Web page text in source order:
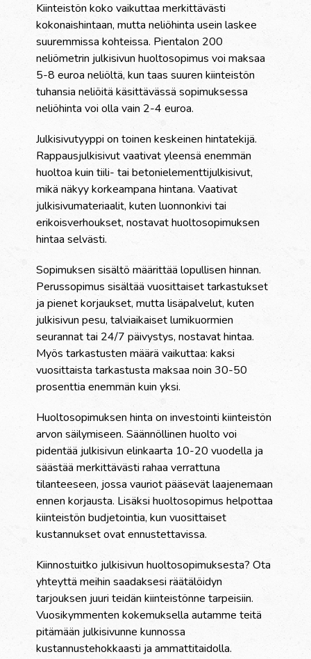
Kiinteistön koko vaikuttaa merkittävästi
kokonaishintaan, mutta neliöhinta usein laskee
suuremmissa kohteissa. Pientalon 200
neliömetrin julkisivun huoltosopimus voi maksaa
5-8 euroa neliöltä, kun taas suuren kiinteistön
tuhansia neliöitä käsittävässä sopimuksessa
neliöhinta voi olla vain 2-4 euroa.
Julkisivutyyppi on toinen keskeinen hintatekijä.
Rappausjulkisivut vaativat yleensä enemmän
huoltoa kuin tiili- tai betonielementtijulkisivut,
mikä näkyy korkeampana hintana. Vaativat
julkisivumateriaalit, kuten luonnonkivi tai
erikoisverhoukset, nostavat huoltosopimuksen
hintaa selvästi.
Sopimuksen sisältö määrittää lopullisen hinnan.
Perussopimus sisältää vuosittaiset tarkastukset
ja pienet korjaukset, mutta lisäpalvelut, kuten
julkisivun pesu, talviaikaiset lumikuormien
seurannat tai 24/7 päivystys, nostavat hintaa.
Myös tarkastusten määrä vaikuttaa: kaksi
vuosittaista tarkastusta maksaa noin 30-50
prosenttia enemmän kuin yksi.
Huoltosopimuksen hinta on investointi kiinteistön
arvon säilymiseen. Säännöllinen huolto voi
pidentää julkisivun elinkaarta 10-20 vuodella ja
säästää merkittävästi rahaa verrattuna
tilanteeseen, jossa vauriot pääsevät laajenemaan
ennen korjausta. Lisäksi huoltosopimus helpottaa
kiinteistön budjetointia, kun vuosittaiset
kustannukset ovat ennustettavissa.
Kiinnostuitko julkisivun huoltosopimuksesta? Ota
yhteyttä meihin saadaksesi räätälöidyn
tarjouksen juuri teidän kiinteistönne tarpeisiin.
Vuosikymmenten kokemuksella autamme teitä
pitämään julkisivunne kunnossa
kustannustehokkaasti ja ammattitaidolla.